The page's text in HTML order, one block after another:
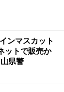
ンマスカット
ットで販売か
県警